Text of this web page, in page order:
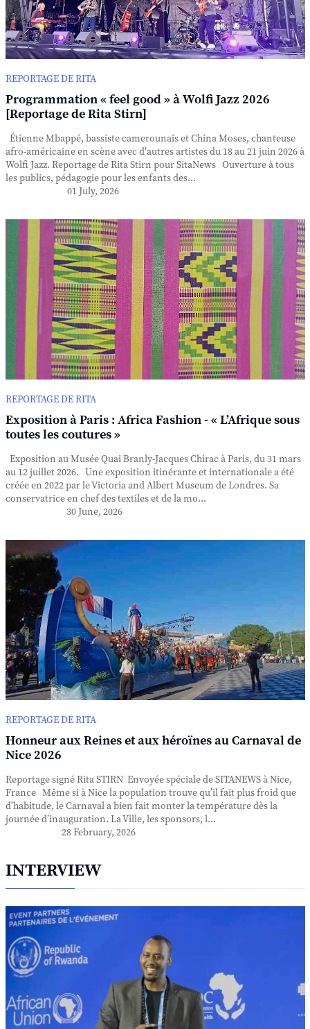
REPORTAGE DE RITA
Programmation « feel good » à Wolfi Jazz 2026
[Reportage de Rita Stirn]
Étienne Mbappé, bassiste camerounais et China Moses, chanteuse
afro-américaine en scène avec d'autres artistes du 18 au 21 juin 2026 à
Wolfi Jazz. Reportage de Rita Stirn pour SitaNews Ouverture à tous
les publics, pédagogie pour les enfants des...
01 July, 2026
REPORTAGE DE RITA
Exposition à Paris : Africa Fashion - « L’Afrique sous
toutes les coutures »
Exposition au Musée Quai Branly-Jacques Chirac à Paris, du 31 mars
au 12 juillet 2026. Une exposition itinérante et internationale a été
créée en 2022 par le Victoria and Albert Museum de Londres. Sa
conservatrice en chef des textiles et de la mo...
30 June, 2026
REPORTAGE DE RITA
Honneur aux Reines et aux héroïnes au Carnaval de
Nice 2026
Reportage signé Rita STIRN Envoyée spéciale de SITANEWS à Nice,
France Même si à Nice la population trouve qu’il fait plus froid que
d’habitude, le Carnaval a bien fait monter la température dès la
journée d’inauguration. La Ville, les sponsors, l...
28 February, 2026
INTERVIEW